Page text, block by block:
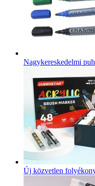
Nagykereskedelmi
Új közvetlen